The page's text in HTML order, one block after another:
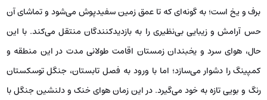
برف و یخ است؛ به گونه‌ای که تا عمق زمین سفیدپوش می‌شود و تماشای آن
حس آرامش و زیبایی بی‌نظیری را به بازدیدکنندگان منتقل می‌کند. با این
حال، هوای سرد و یخبندان زمستان اقامت طولانی مدت در این منطقه و
کمپینگ را دشوار می‌سازد؛ اما با ورود به فصل تابستان، جنگل توسکستان
رنگ و بویی تازه به خود می‌گیرد. در این زمان هوای خنک و دلنشین جنگل با